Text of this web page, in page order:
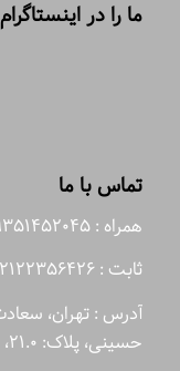
ما را در
تماس با ما
همراه : 09351452045
ثابت : 02122356426
آدرس : تهران، سعادت
حسینی، پلاک: 21.0، مجتمع گلها، بلوک17